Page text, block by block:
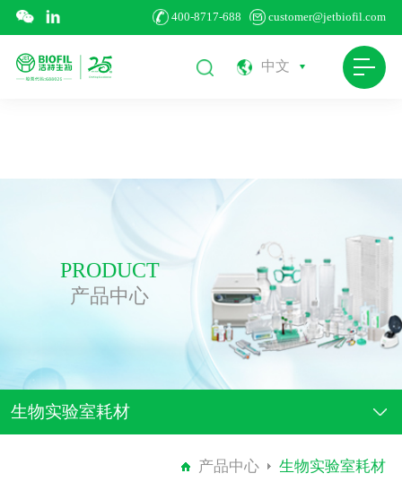
2026·美加墨世界杯(中国区)官
方网站-FIFA World Cup
400-8717-688 customer@jetbiofil.com
中文
PRODUCT
产品中心
生物实验室耗材
产品中心 生物实验室耗材